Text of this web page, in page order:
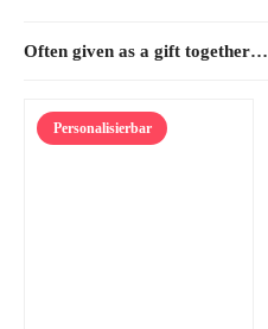
Often given as a gift together…
Personalisierbar